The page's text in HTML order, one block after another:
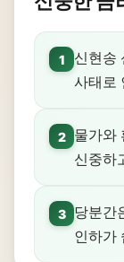
1
신현송
사태로
2
물가와
신중하
3
당분간
인하가